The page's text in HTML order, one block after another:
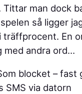
Tittar man dock
så ligger
träffprocent. En
med andra ord…
blocket – fast
SMS via datorn